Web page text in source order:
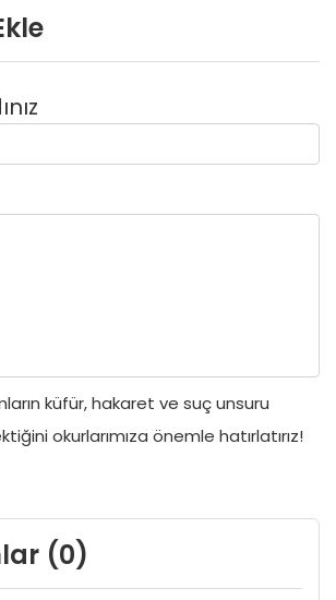
küfür, hakaret ve suç unsuru
okurlarımıza önemle hatırlatırız!
(0)